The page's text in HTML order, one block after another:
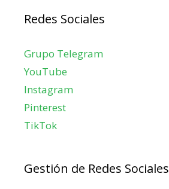
Redes Sociales
Grupo Telegram
YouTube
Instagram
Pinterest
TikTok
Gestión de Redes Sociales